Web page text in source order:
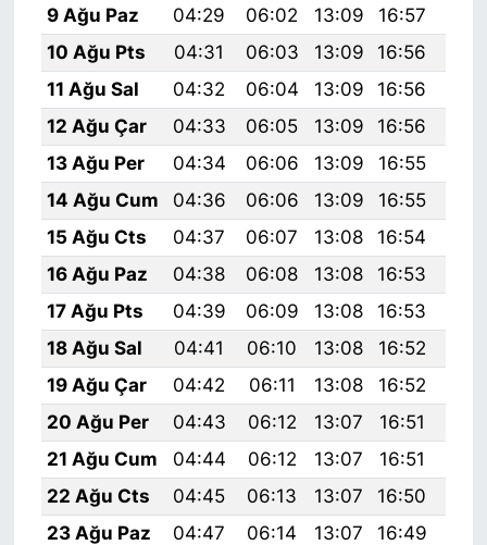
9 Ağu Paz
04:29 06:02 13:09 16:57
10 Ağu Pts
04:31 06:03 13:09 16:56
11 Ağu Sal
04:32 06:04 13:09 16:56
12 Ağu Çar
04:33 06:05 13:09 16:56
13 Ağu Per
04:34 06:06 13:09 16:55
14 Ağu Cum
04:36 06:06 13:09 16:55
15 Ağu Cts
04:37 06:07 13:08 16:54
16 Ağu Paz
04:38 06:08 13:08 16:53
17 Ağu Pts
04:39 06:09 13:08 16:53
18 Ağu Sal
04:41 06:10 13:08 16:52
19 Ağu Çar
04:42 06:11 13:08 16:52
20 Ağu Per
04:43 06:12 13:07 16:51
21 Ağu Cum
04:44 06:12 13:07 16:51
22 Ağu Cts
04:45 06:13 13:07 16:50
23 Ağu Paz
04:47 06:14 13:07 16:49